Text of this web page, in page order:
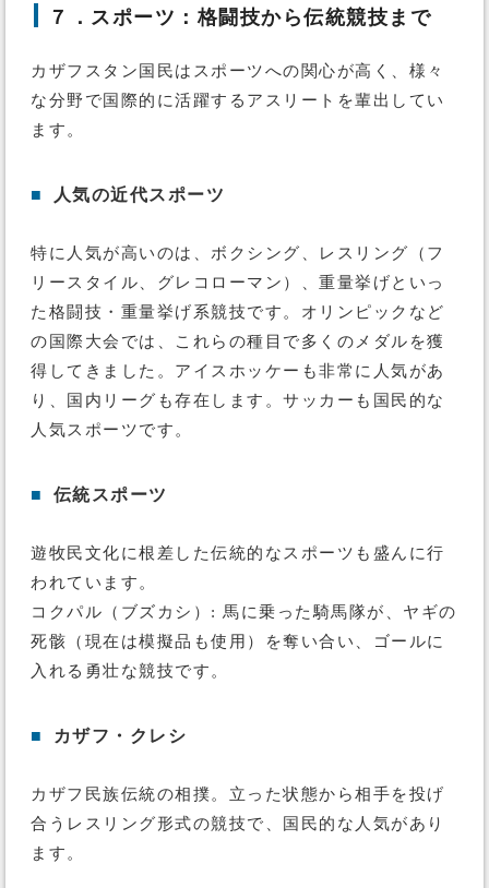
７．スポーツ：格闘技から伝統競技まで
カザフスタン国民はスポーツへの関心が高く、様々
な分野で国際的に活躍するアスリートを輩出してい
ます。
■ 人気の近代スポーツ
特に人気が高いのは、ボクシング、レスリング（フ
リースタイル、グレコローマン）、重量挙げといっ
た格闘技・重量挙げ系競技です。オリンピックなど
の国際大会では、これらの種目で多くのメダルを獲
得してきました。アイスホッケーも非常に人気があ
り、国内リーグも存在します。サッカーも国民的な
人気スポーツです。
■ 伝統スポーツ
遊牧民文化に根差した伝統的なスポーツも盛んに行
われています。
コクパル（ブズカシ）: 馬に乗った騎馬隊が、ヤギの
死骸（現在は模擬品も使用）を奪い合い、ゴールに
入れる勇壮な競技です。
■ カザフ・クレシ
カザフ民族伝統の相撲。立った状態から相手を投げ
合うレスリング形式の競技で、国民的な人気があり
ます。